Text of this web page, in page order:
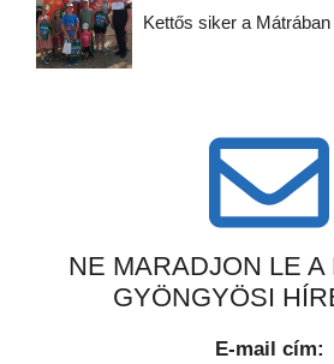
Kettős siker a Mátrában
NE MARADJON LE A
GYÖNGYÖSI
E-mail cím: